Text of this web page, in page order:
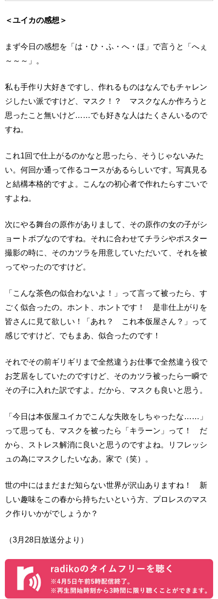
＜ユイカの感想＞
まず今日の感想を「は・ひ・ふ・へ・ほ」で言うと「へぇ
～～～」。
私も手作り大好きですし、作れるものはなんでもチャレン
ジしたい派ですけど、マスク！？ マスクなんか作ろうと
思ったこと無いけど……でも好きな人はたくさんいるので
すね。
これ1回で仕上がるのかなと思ったら、そうじゃないみた
い。何回か通って作るコースがあるらしいです。写真見る
と結構本格的ですよ。こんなの初心者で作れたらすごいで
すよね。
次にやる舞台の原作がありまして、その原作の女の子がシ
ョートボブなのですね。それに合わせてチラシやポスター
撮影の時に、そのカツラを用意していただいて、それを被
ってやったのですけど。
「こんな茶色の似合わないよ！」って言って被ったら、す
ごく似合ったの。ホント、ホントです！ 是非仕上がりを
皆さんに見て欲しい！「あれ？ これ本仮屋さん？」って
感じですけど、でもまあ、似合ったのです！
それでその前ギリギリまで全然違うお仕事で全然違う役で
お芝居をしていたのですけど、そのカツラ被ったら一瞬で
その子に入れた訳ですよ。だから、マスクも良いと思う。
「今日は本仮屋ユイカでこんな失敗をしちゃったな……」
って思っても、マスクを被ったら「キラーン」って！ だ
から、ストレス解消に良いと思うのですよね。リフレッシ
ュの為にマスクしたいなあ。家で（笑）。
世の中にはまだまだ知らない世界が沢山ありますね！ 新
しい趣味をこの春から持ちたいという方、プロレスのマス
ク作りいかがでしょうか？
（3月28日放送分より）